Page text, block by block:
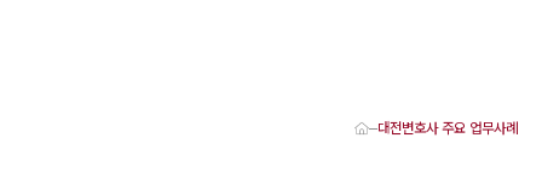
대전변호사 주요 업무사례